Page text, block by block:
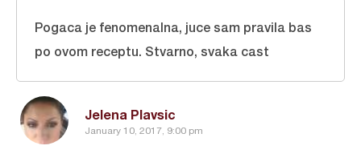
Jelena Plavsic
January 10, 2017, 9:00 pm
Pogaca je fenomenalna, juce sam pravila bas
po ovom receptu. Stvarno, svaka cast